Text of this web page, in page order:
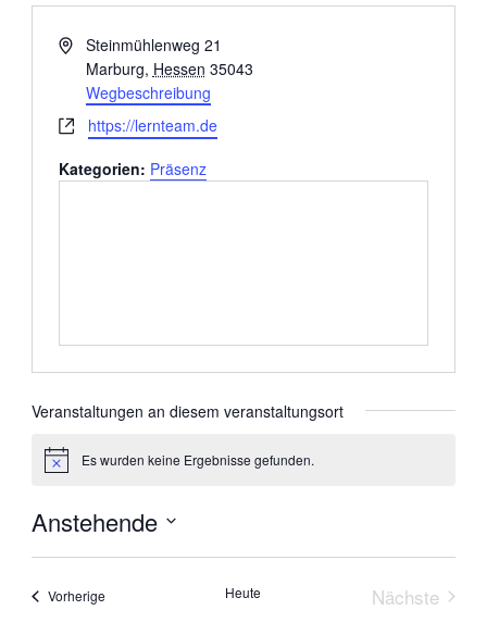
AdresseSteinmühlenweg 21
Marburg, Hessen 35043
Wegbeschreibung
Webseitehttps://lernteam.de
Kategorien: Präsenz
Veranstaltungen an diesem veranstaltungsort
HinweisEs wurden keine Ergebnisse gefunden.
Anstehende
VorherigeVeranstaltungen Heute
Nächste